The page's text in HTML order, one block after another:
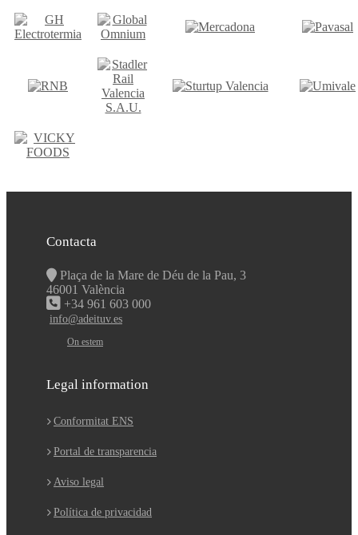
Contacta
Plaça de la Mare de Déu de la Pau, 3
46001 València
+34 961 603 000
info@adeituv.es
On estem
Legal information
Conformitat ENS
Portal de transparencia
Aviso legal
Política de privacidad